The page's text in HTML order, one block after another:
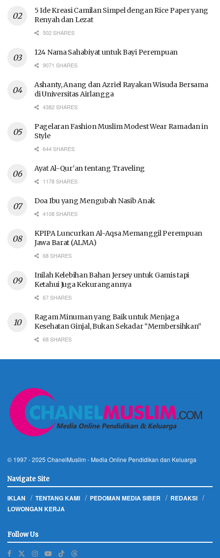
5 Ide Kreasi Camilan Simpel dengan Rice Paper yang
Renyah dan Lezat
502 SHARES
124 Nama Sahabiyat untuk Bayi Perempuan
9071 SHARES
Ashanty, Anang dan Azriel Rayakan Wisuda Bersama
di Universitas Airlangga
4382 SHARES
Pagelaran Fashion Muslim Modest Wear Ramadan in
Style
644 SHARES
Ayat Al-Qur’an tentang Traveling
1178 SHARES
Doa Ibu yang Mengubah Nasib Anak
4108 SHARES
KPIPA Luncurkan Al-Aqsa Memanggil Perempuan
Jawa Barat (ALMA)
68 SHARES
Inilah Kelebihan Bahan Jersey untuk Gamis tapi
Ketahui Juga Kekurangannya
67 SHARES
Ragam Minuman yang Baik untuk Menjaga
Kesehatan Ginjal, Bukan Sekadar “Membersihkan”
68 SHARES
© 1997 - 2025 ChanelMuslim - Media Online Pendidikan dan Keluarga
Navigate Site
IKLAN TENTANG KAMI PEDOMAN MEDIA SIBER
REDAKSI
LOWONGAN KERJA
Follow Us